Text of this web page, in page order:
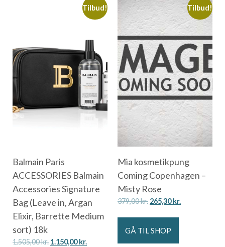
Tilbud!
Balmain Paris
ACCESSORIES Balmain
Accessories Signature
Bag (Leave in, Argan
Elixir, Barrette Medium
sort) 18k
1.505,00kr. 1.150,00kr.
Tilbud!
Mia kosmetikpung
Coming Copenhagen –
Misty Rose
379,00kr. 265,30kr.
GÅ TIL SHOP